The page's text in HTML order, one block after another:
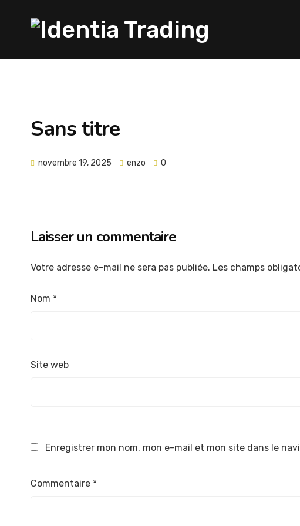
Sans titre
novembre 19, 2025 enzo 0
Laisser un commentaire
Votre adresse e-mail ne sera pas publiée. Les champs
Nom *
Site web
Enregistrer mon nom, mon e-mail et mon site dans le
Commentaire *